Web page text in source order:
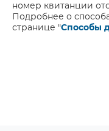
номер квитанции
Подробнее о
странице "Способы